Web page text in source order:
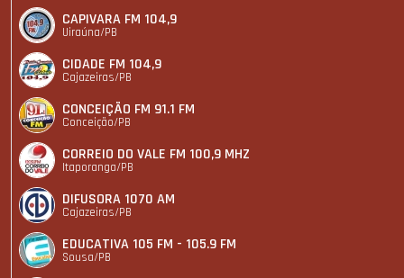
CAPIVARA FM 104,9
Uiraúna/PB
CIDADE FM 104,9
Cajazeiras/PB
CONCEIÇÃO FM 91.1 FM
Conceição/PB
CORREIO DO VALE FM 100,9 MHZ
Itaporanga/PB
DIFUSORA 1070 AM
Cajazeiras/PB
EDUCATIVA 105 FM - 105.9 FM
Sousa/PB